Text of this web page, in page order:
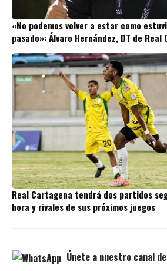
«No podemos volver a estar como
pasado»: Álvaro Hernández, DT de Real
Real Cartagena tendrá dos partidos
hora y rivales de sus próximos juegos
Únete a nuestro canal